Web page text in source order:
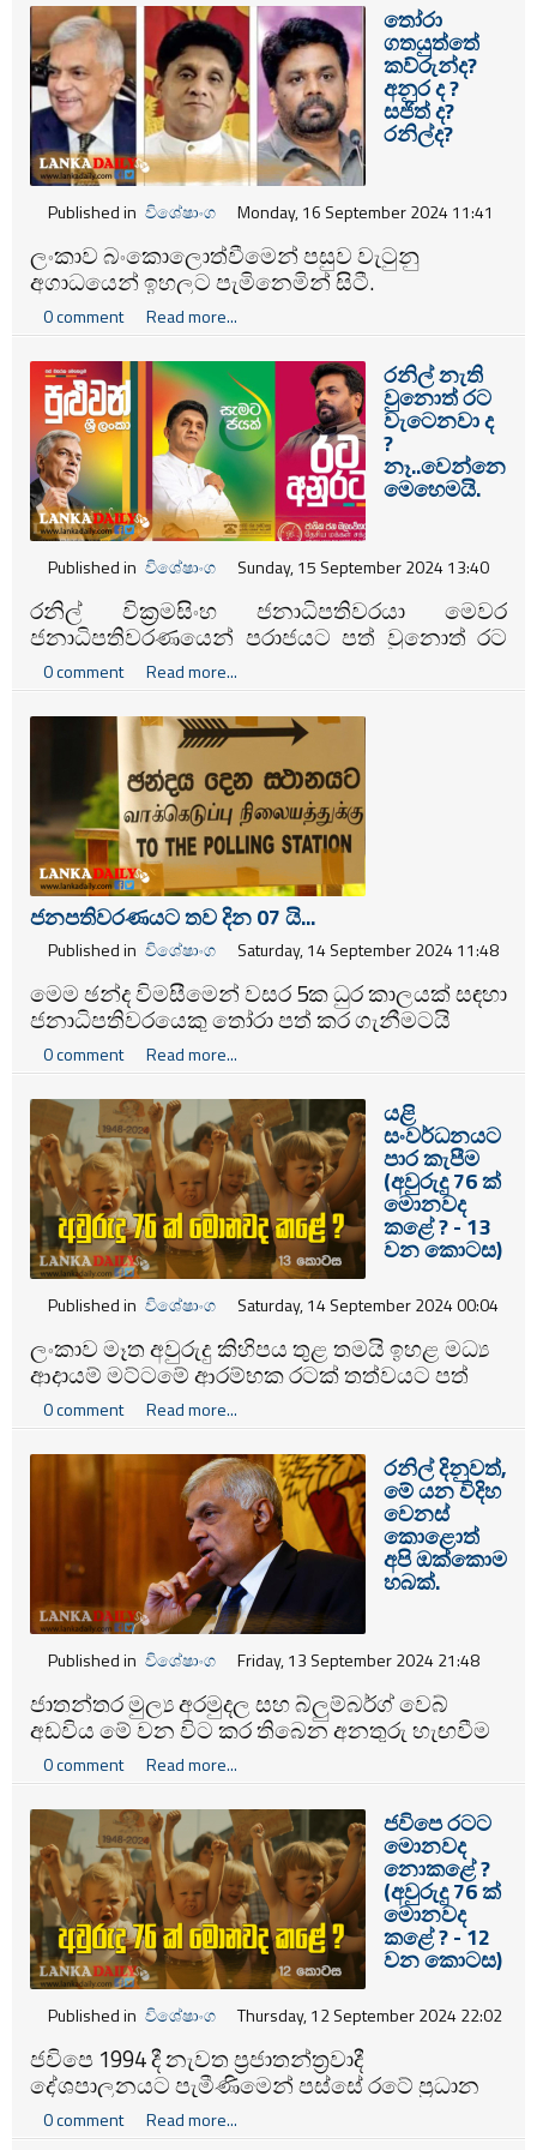
ජනතා විමුක්ති පෙරමුණේ (ජාතික ජන
බලවේගයේ) නායක අනුර කුමාර දිසානායක
මහතා ප්‍රධාන අපේක්ෂකයින් ලෙස සැලකේ
තෝරා
ගතයුත්තේ
කව්රුන්ද?
අනුර ද ?
සජිත් ද?
රනිල්ද?
Published in විශේෂාංග Monday, 16 September 2024 11:41
ලංකාව බංකොලොත්වීමෙන් පසුව වැටුනු
අගාධයෙන් ඉහලට පැමිනෙමින් සිටී.
0 comment Read more...
රනිල් නැති
වුනොත් රට
වැටෙනවා ද
?
නෑ..වෙන්නෙ
මෙහෙමයි.
Published in විශේෂාංග Sunday, 15 September 2024 13:40
රනිල් වික්‍රමසිංහ ජනාධිපතිවරයා මෙවර
ජනාධිපතිවරණයෙන් පරාජයට පත් වුනොත් රට
නැවත අර්බුදයකට යන බවත් ගෑස් පෝලිම්, තෙල්
පෝලිම් කෑම පෝලිම් එහෙම ඇතිවෙනවා, විශාල
අනතුරකට රට පත් වෙනවා කියන එක රනිල්
පාර්ශ්වය පැත්තෙන් දිගින් දිගටම කියනවා.
0 comment Read more...
ජනපතිවරණයට තව දින 07 යි...
Published in විශේෂාංග Saturday, 14 September 2024 11:48
මෙම ඡන්ද විමසීමෙන් වසර 5ක ධුර කාලයක් සඳහා
ජනාධිපතිවරයෙකු තෝරා පත් කර ගැනීමටයි
නියමිතව තිබෙන්නේ.
0 comment Read more...
යළි
සංවර්ධනයට
පාර කැපීම
(අවුරුදු 76 ක්
මොනවද
කළේ ? - 13
වන කොටස)
Published in විශේෂාංග Saturday, 14 September 2024 00:04
ලංකාව මෑත අවුරුදු කිහිපය තුළ තමයි ඉහළ මධ්‍ය
ආදායම් මට්ටමේ ආරම්භක රටක් තත්වයට පත්
වුණේ. හැබැයි ඒ තත්වය මීට දශක කිහිපයකට
කලින්ම අත්පත් කර ගැනීමේ හැකියාව අපිට
තිබුණා.
0 comment Read more...
රනිල් දිනුවත්,
මේ යන විදිහ
වෙනස්
කොළොත්
අපි ඔක්කොම
හබක්.
Published in විශේෂාංග Friday, 13 September 2024 21:48
ජාතන්තර මුල්‍ය අරමුදල සහ බ්ලුම්බර්ග් වෙබ්
අඩවිය මේ වන විට කර තිබෙන අනතුරු හැඟවීම
අනුව ඉදිරි ජනාධිපතිවරණයේ දී මෙරට ජනතාව
ගන්නා තීරණය අනුව මෙරට ඉරණම විසඳේ.
0 comment Read more...
ජවිපෙ රටට
මොනවද
නොකළේ ?
(අවුරුදු 76 ක්
මොනවද
කළේ ? - 12
වන කොටස)
Published in විශේෂාංග Thursday, 12 September 2024 22:02
ජවිපෙ 1994 දී නැවත ප්‍රජාතන්ත්‍රවාදී
දේශපාලනයට පැමීණිමෙන් පස්සේ රටේ ප්‍රධාන
දේශපාලන පක්ෂ සමඟින් සන්ධානගතවත්
වෙනමත් මැතිවරණ ක්‍රියාවලියට සම්බන්ධ වෙමින්
0 comment Read more...